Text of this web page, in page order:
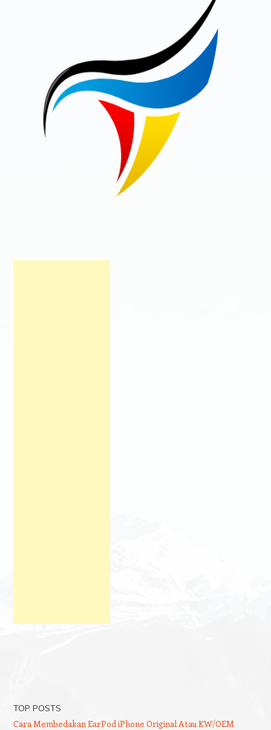
TOP POSTS
Cara Membedakan EarPod iPhone Original Atau KW/OEM